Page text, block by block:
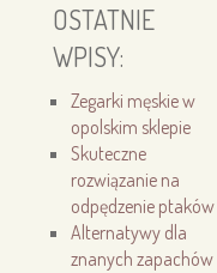
OSTATNIE
WPISY:
Zegarki męskie w
opolskim sklepie
Skuteczne
rozwiązanie na
odpędzenie ptaków
Alternatywy dla
znanych zapachów